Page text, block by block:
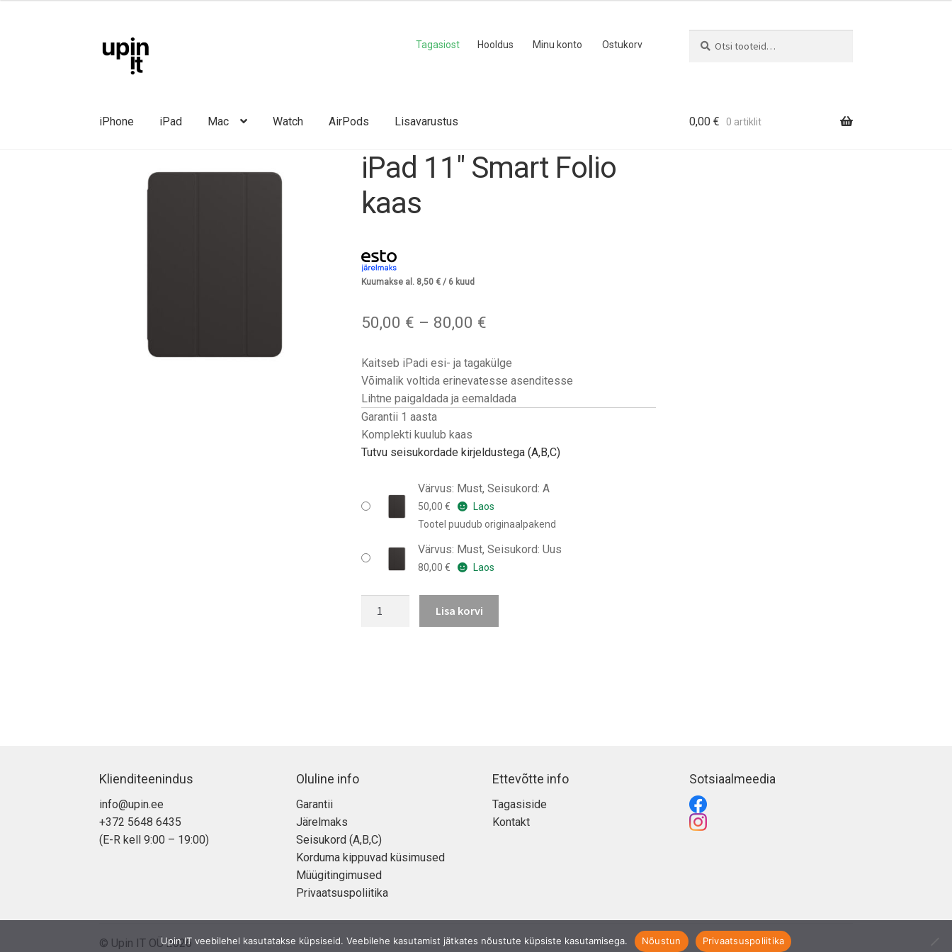
navigeerimisele
sisu
Tagasiost Hooldus Minu konto Ostukorv
iPhone iPad Mac Watch AirPods Lisavarustus 0,00 € 0 artiklit
iPad 11″ Smart Folio
kaas
Kuumakse al. 8,50 € / 6 kuud
50,00 € – 80,00 €
kuni
80,00 €
Kaitseb iPadi esi- ja tagakülge
Võimalik voltida erinevatesse asenditesse
Lihtne paigaldada ja eemaldada
Garantii 1 aasta
Komplekti kuulub kaas
Tutvu seisukordade kirjeldustega (A,B,C)
Värvus: Must, Seisukord: A
50,00€
Laos
Tootel puudub originaalpakend
Värvus: Must, Seisukord: Uus
80,00€ Laos
Lisa korvi
Klienditeenindus
info@upin.ee
+372 5648 6435
(E-R kell 9:00 – 19:00)
Oluline info
Garantii
Järelmaks
Seisukord (A,B,C)
Korduma kippuvad küsimused
Müügitingimused
Privaatsuspoliitika
Ettevõtte info
Tagasiside
Kontakt
Sotsiaalmeedia
© Upin IT OÜ 2026Upin IT veebilehel kasutatakse küpsiseid. Veebilehe kasutamist jätkates nõustute küpsiste kasutamisega. Nõustun Privaatsuspoliitika